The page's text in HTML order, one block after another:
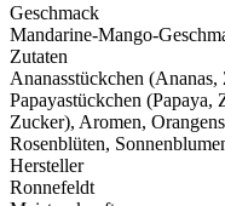
Geschmack
Mandarine-Mango-
Zutaten
Ananasstückchen
Papayastückchen
Zucker), Aromen,
Rosenblüten,
Hersteller
Ronnefeldt